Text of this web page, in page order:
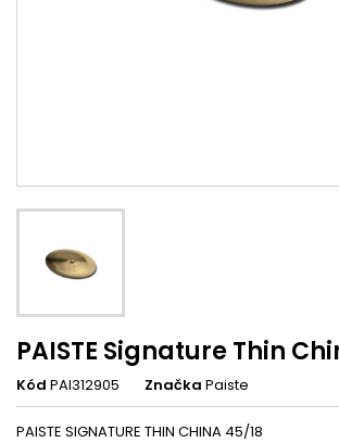
PAISTE Signature Thin
Kód PAI312905 Značka Paiste
PAISTE SIGNATURE THIN CHINA 45/18